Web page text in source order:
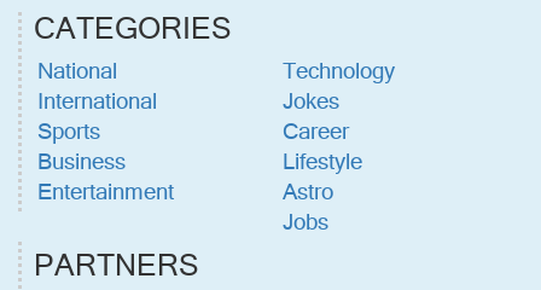
CATEGORIES
National
International
Sports
Business
Entertainment
Technology
Jokes
Career
Lifestyle
Astro
Jobs
PARTNERS